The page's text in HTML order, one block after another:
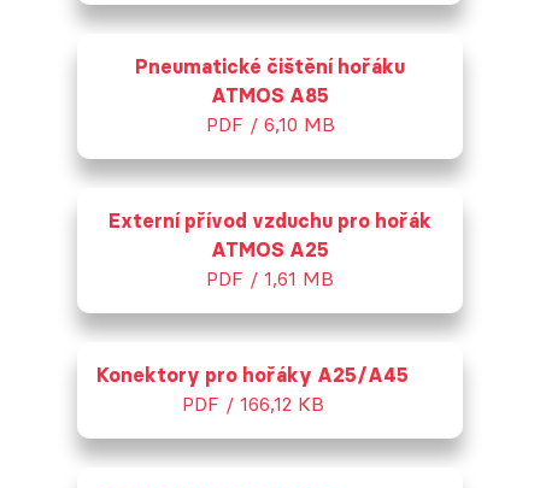
Pneumatické čištění hořáku
ATMOS A85
PDF / 6,10 MB
Externí přívod vzduchu pro hořák
ATMOS A25
PDF / 1,61 MB
Konektory pro hořáky A25/A45
PDF / 166,12 KB